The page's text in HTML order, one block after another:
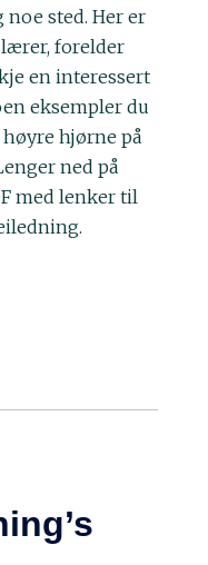
sted. Her er
forelder
en interessert
eksempler du
hjørne på
ned på
med lenker til